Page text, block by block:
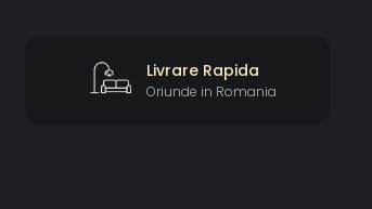
Livrare Rapida
Oriunde in Romania